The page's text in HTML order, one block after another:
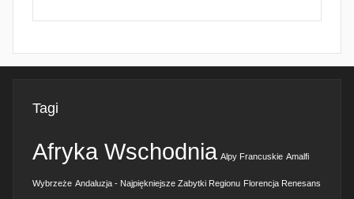
Tagi
Afryka Wschodnia Alpy Francuskie Amalfi
Wybrzeże Andaluzja - Najpiękniejsze Zabytki Regionu Florencja Renesans